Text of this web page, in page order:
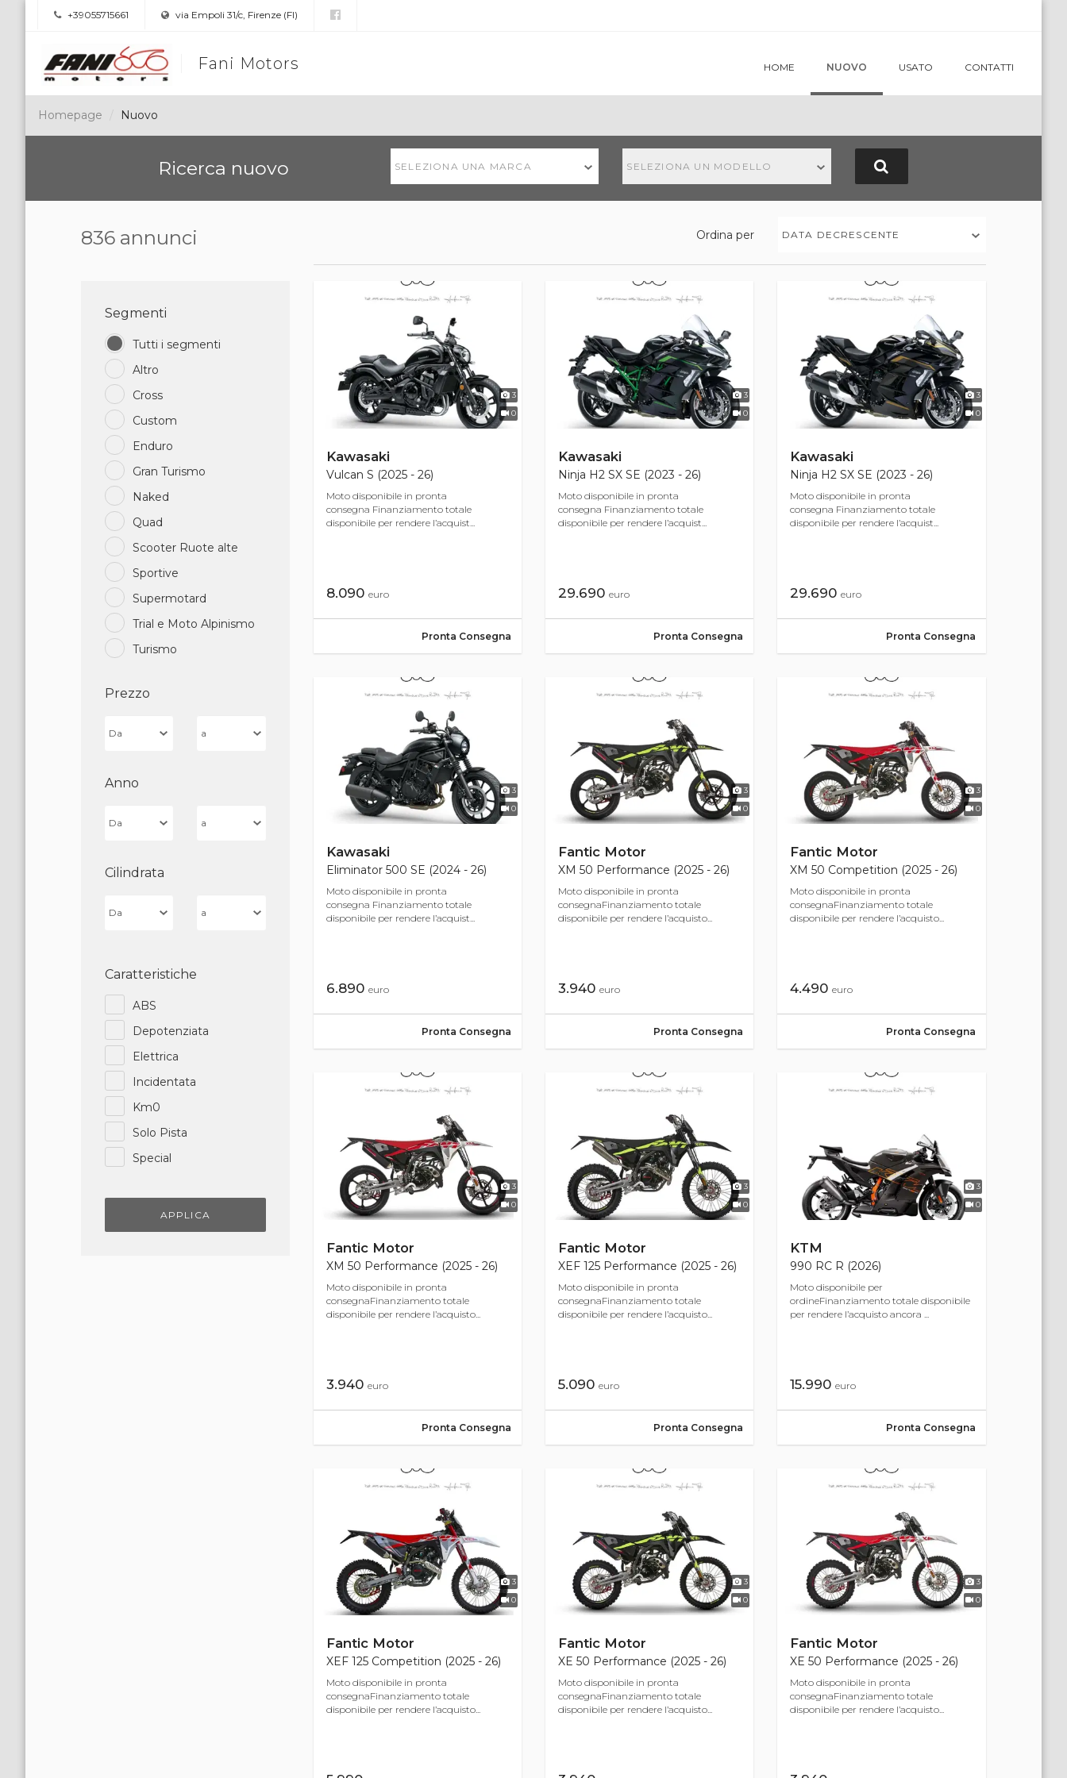
+39055715661 via Empoli 31/c, Firenze (FI)
Fani Motors HOME NUOVO USATO CONTATTI
Homepage Nuovo
Ricerca nuovo SELEZIONA UNA MARCA SELEZIONA UN MODELLO
836 annunci Ordina per DATA DECRESCENTE
Segmenti
Tutti i segmenti
Altro
Cross
Custom
Enduro
Gran Turismo
Naked
Quad
Scooter Ruote alte
Sportive
Supermotard
Trial e Moto Alpinismo
Turismo
Prezzo
Anno
Cilindrata
Caratteristiche
ABS
Depotenziata
Elettrica
Incidentata
Km0
Solo Pista
Special
APPLICA
3
0
Kawasaki
Vulcan S (2025 - 26)
Moto disponibile in pronta
consegna Finanziamento totale
disponibile per rendere l’acquist...
8.090 euro
Pronta Consegna
3
0
Kawasaki
Ninja H2 SX SE (2023 - 26)
Moto disponibile in pronta
consegna Finanziamento totale
disponibile per rendere l’acquist...
29.690 euro
Pronta Consegna
3
0
Kawasaki
Ninja H2 SX SE (2023 - 26)
Moto disponibile in pronta
consegna Finanziamento totale
disponibile per rendere l’acquist...
29.690euro
Pronta Consegna
3
0
Kawasaki
Eliminator 500 SE (2024 - 26)
Moto disponibile in pronta
consegna Finanziamento totale
disponibile per rendere l’acquist...
6.890 euro
Pronta Consegna
3
0
Fantic Motor
XM 50 Performance (2025 - 26)
Moto disponibile in pronta
consegnaFinanziamento totale
disponibile per rendere l’acquisto...
3.940 euro
Pronta Consegna
3
0
Fantic Motor
XM 50 Competition (2025 - 26)
Moto disponibile in pronta
consegnaFinanziamento totale
disponibile per rendere l’acquisto...
4.490euro
Pronta Consegna
3
0
Fantic Motor
XM 50 Performance (2025 - 26)
Moto disponibile in pronta
consegnaFinanziamento totale
disponibile per rendere l’acquisto...
3.940 euro
Pronta Consegna
3
0
Fantic Motor
XEF 125 Performance (2025 - 26)
Moto disponibile in pronta
consegnaFinanziamento totale
disponibile per rendere l’acquisto...
5.090 euro
Pronta Consegna
3
0
KTM
990 RC R (2026)
Moto disponibile per
ordineFinanziamento totale disponibile
per rendere l’acquisto ancora ...
15.990euro
Pronta Consegna
3
0
Fantic Motor
XEF 125 Competition (2025 - 26)
Moto disponibile in pronta
consegnaFinanziamento totale
disponibile per rendere l’acquisto...
3
0
Fantic Motor
XE 50 Performance (2025 - 26)
Moto disponibile in pronta
consegnaFinanziamento totale
disponibile per rendere l’acquisto...
3
0
Fantic Motor
XE 50 Performance (2025 - 26)
Moto disponibile in pronta
consegnaFinanziamento totale
disponibile per rendere l’acquisto...